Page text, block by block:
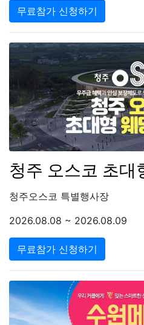
무료참가 신청하기
청주 오스코 초대
청주오스코 특별행사장
2026.08.08 ~ 2026.08.09
무료참가 신청하기